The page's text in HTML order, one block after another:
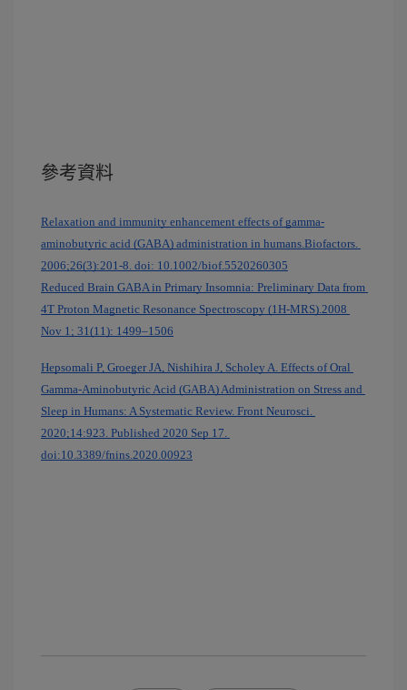
參考資料
Relaxation and immunity enhancement effects of gamma-
aminobutyric acid (GABA) administration in humans.Biofactors.
2006;26(3):201-8. doi: 10.1002/biof.5520260305
Reduced Brain GABA in Primary Insomnia: Preliminary Data from
4T Proton Magnetic Resonance Spectroscopy (1H-MRS).2008
Nov 1; 31(11): 1499–1506
Hepsomali P, Groeger JA, Nishihira J, Scholey A. Effects of Oral
Gamma-Aminobutyric Acid (GABA) Administration on Stress and
Sleep in Humans: A Systematic Review. Front Neurosci.
2020;14:923. Published 2020 Sep 17.
doi:10.3389/fnins.2020.00923